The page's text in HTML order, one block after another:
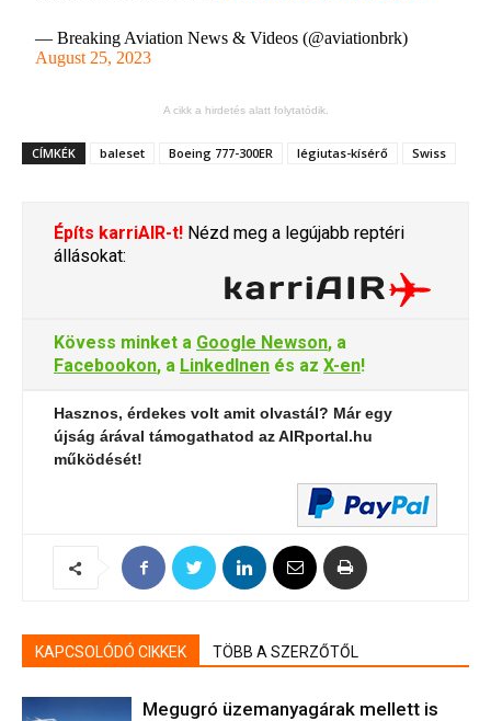
— Breaking Aviation News & Videos (@aviationbrk)
August 25, 2023
A cikk a hirdetés alatt folytatódik.
CÍMKÉK baleset Boeing 777-300ER légiutas-kísérő Swiss
Építs karriAIR-t! Nézd meg a legújabb reptéri
állásokat:
Kövess minket a Google Newson, a
Facebookon, a LinkedInen és az X-en!
Hasznos, érdekes volt amit olvastál? Már egy
újság árával támogathatod az AIRportal.hu
működését!
KAPCSOLÓDÓ CIKKEK TÖBB A SZERZŐTŐL
Megugró üzemanyagárak mellett is